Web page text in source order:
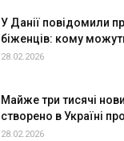
У Данії повідомили
біженців: кому
28.02.2026
Майже три тисячі
створено в Україні
28.02.2026